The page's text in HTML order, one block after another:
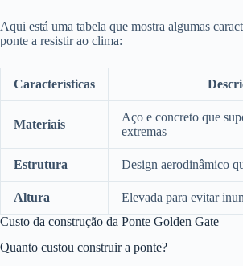
Aqui está uma tabela que mostra algumas
ponte a resistir ao clima:
Características
Materiais
Aço e concreto que
extremas
Estrutura Design aerodinâmico
Altura
Elevada para evitar
Custo da construção da Ponte Golden Gate
Quanto custou construir a ponte?